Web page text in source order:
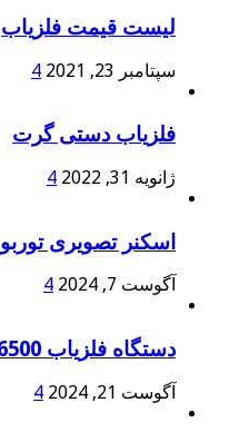
لیست قیمت فلزیاب
سپتامبر 23, 2021 4
فلزیاب دستی گرت
ژانویه 31, 2022 4
اسکنر تصویری توربو ۲۰۰۰۰
آگوست 7, 2024 4
دستگاه فلزیاب SUPER SENSOR G3-6500
آگوست 21, 2024 4